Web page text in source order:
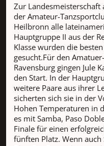
Zur Landesmeisterschaft
der Amateur-
Heilbronn alle
Hauptgruppe II aus der
Klasse wurden die
gesucht.Für den
Ravensburg gingen Jule
den Start. In der
weitere Paare aus ihrer
sicherten sich sie in der
Hohen Temperaturen in
es mit Samba, Paso
Finale für einen
fünften Platz. Wenn auch